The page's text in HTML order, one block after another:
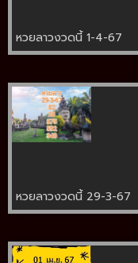
หวยลาวงวดนี้ 1-4-67
หวยลาวงวดนี้ 29-3-67